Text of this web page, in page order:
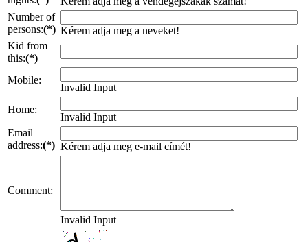
Number of
persons:(*) Kérem adja meg a neveket!
Kid from
this:(*)
Mobile:
Invalid Input
Home:
Invalid Input
Email
address:(*) Kérem adja meg e-mail címét!
Comment:
Invalid Input